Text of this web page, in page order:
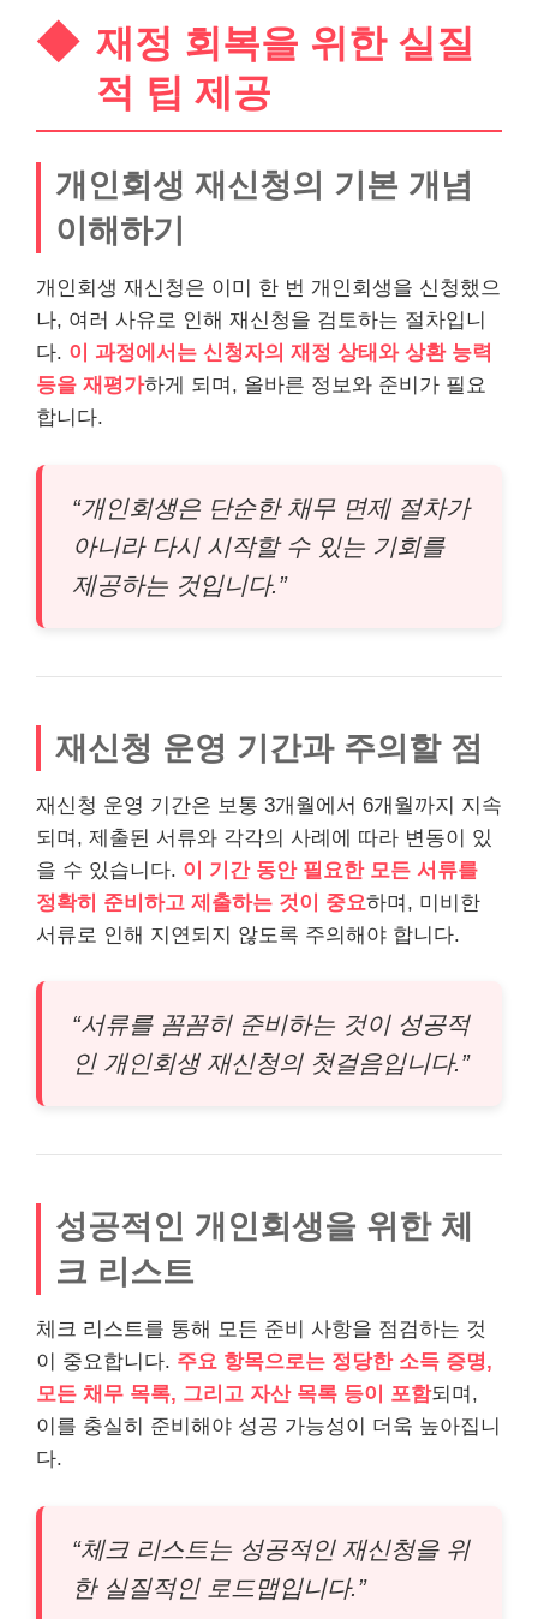
재정 회복을 위한 실질
적 팁 제공
개인회생 재신청의 기본 개념
이해하기
개인회생 재신청은 이미 한 번 개인회생을 신청했으
나, 여러 사유로 인해 재신청을 검토하는 절차입니
다. 이 과정에서는 신청자의 재정 상태와 상환 능력
등을 재 평가하게 되며, 올바른 정보와 준비가 필요
합니다.
“개인회생은 단순한 채무 면제 절차가
아니라 다시 시작할 수 있는 기회를
제공하는 것입니다.”
재신청 운영 기간과 주의할 점
재신청 운영 기간은 보통 3개월에서 6개월까지 지속
되며, 제출된 서류와 각각의 사례에 따라 변동이 있
을 수 있습니다. 이 기간 동안 필요한 모든 서류를
정확히 준비하고 제출하는 것이 중요하며, 미비한
서류로 인해 지연되지 않도록 주의해야 합니다.
“서류를 꼼꼼히 준비하는 것이 성공적
인 개인회생 재신청의 첫걸음입니다.”
성공적인 개인회생을 위한 체
크 리스트
체크 리스트를 통해 모든 준비 사항을 점검하는 것
이 중요합니다. 주요 항목으로는 정당한 소득 증명,
모든 채무 목록, 그리고 자산 목록 등이 포함되며,
이를 충실히 준비해야 성공 가능성이 더욱 높아집니
다.
“체크 리스트는 성공적인 재신청을 위
한 실질적인 로드맵입니다.”